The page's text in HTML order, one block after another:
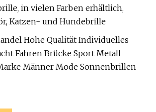
in vielen Farben erhältlich,
Katzen- und Hundebrille
Hohe Qualität Individuelles
Fahren Brücke Sport Metall
Männer Mode Sonnenbrillen